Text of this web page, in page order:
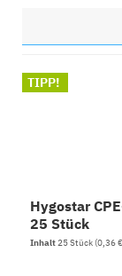
TIPP!
Hygostar
25 Stück
Inhalt25 Stück(0,36